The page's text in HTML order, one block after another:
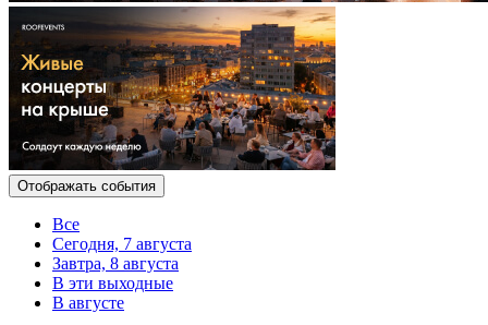
Отображать события
Все
Сегодня, 7 августа
Завтра, 8 августа
В эти выходные
В августе